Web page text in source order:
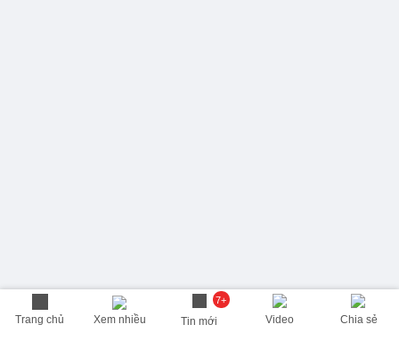
Trang chủ Xem nhiều
7+
Tin mới Video Chia sẻ